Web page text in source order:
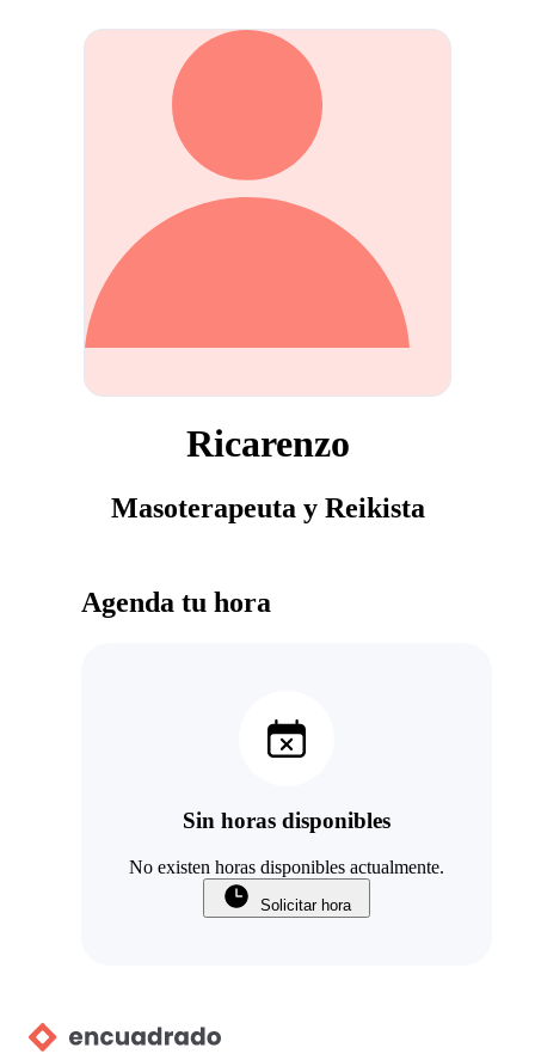
Ricarenzo
Masoterapeuta y Reikista
Agenda tu hora
Sin horas disponibles
No existen horas disponibles actualmente.
Solicitar hora